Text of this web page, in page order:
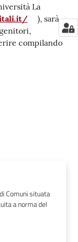
La
), sarà
compilando
Comuni situata
a norma del